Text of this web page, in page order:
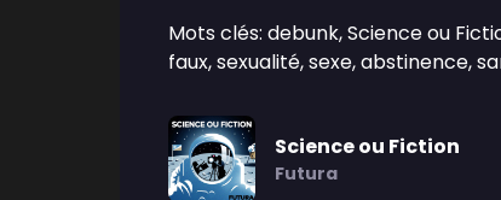
Mots clés: debunk, Science ou
faux, sexualité, sexe, abstinence,
Science ou Fiction
Futura